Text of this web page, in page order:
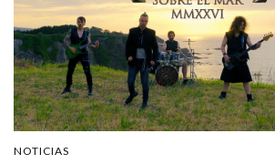
NOTICIAS